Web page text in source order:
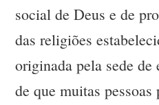
social de Deus e de
das religiões
originada pela sede
de que muitas pessoas